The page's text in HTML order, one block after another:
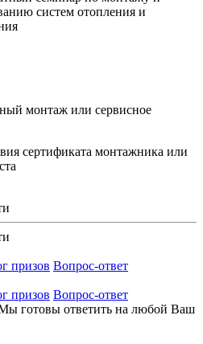
систем отопления и
монтаж или сервисное
сертификата монтажника или
призов Вопрос-ответ
призов Вопрос-ответ
готовы ответить на любой Ваш